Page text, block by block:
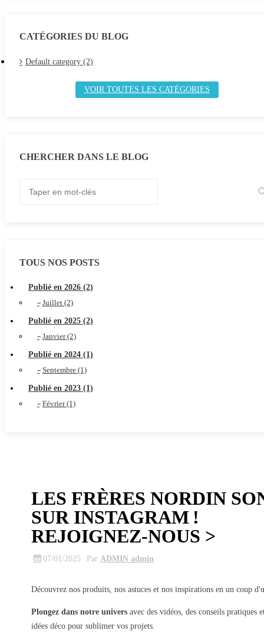
CATÉGORIES DU BLOG
Default category (2)
VOIR TOUTES LES CATÉGORIES
CHERCHER DANS LE BLOG
TOUS NOS POSTS
Publié en 2026 (2)
Juillet (2)
Publié en 2025 (2)
Janvier (2)
Publié en 2024 (1)
Septembre (1)
Publié en 2023 (1)
Février (1)
LES FRÈRES NORDIN
SUR INSTAGRAM !
REJOIGNEZ-NOUS >
07/01/2025 Par ADMIN admin
Découvrez nos produits, nos astuces et nos inspirations en un coup
Plongez dans notre univers avec des vidéos, des conseils pratiques
idées déco pour sublimer vos projets.